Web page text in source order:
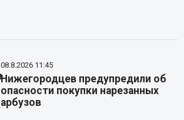
08.8.2026 11:45
Нижегородцев предупредили об
опасности покупки нарезанных
арбузов